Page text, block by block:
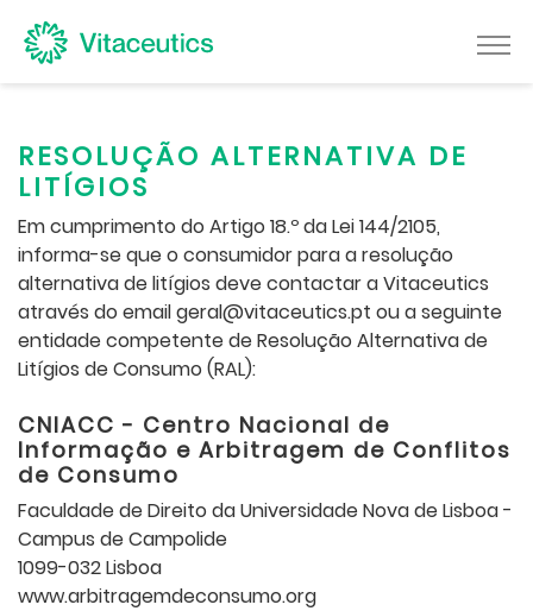
RESOLUÇÃO ALTERNATIVA DE
LITÍGIOS
Em cumprimento do Artigo 18.º da Lei 144/2105,
informa-se que o consumidor para a resolução
alternativa de litígios deve contactar a Vitaceutics
através do email geral@vitaceutics.pt ou a seguinte
entidade competente de Resolução Alternativa de
Litígios de Consumo (RAL):
CNIACC - Centro Nacional de
Informação e Arbitragem de Conflitos
de Consumo
Faculdade de Direito da Universidade Nova de Lisboa -
Campus de Campolide
1099-032 Lisboa
www.arbitragemdeconsumo.org